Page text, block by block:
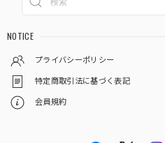
NOTICE
プライバシーポリシー
特定商取引法に基づく表記
会員規約